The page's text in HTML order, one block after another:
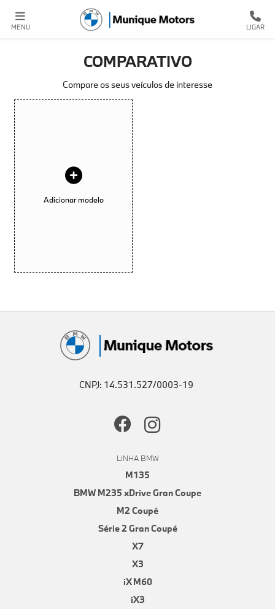
MENU LIGAR
COMPARATIVO
Compare os seus veículos de interesse
Adicionar modelo
CNPJ: 14.531.527/0003-19
LINHA BMW
M135
BMW M235 xDrive Gran Coupe
M2 Coupé
Série 2 Gran Coupé
X7
X3
iX M60
iX3